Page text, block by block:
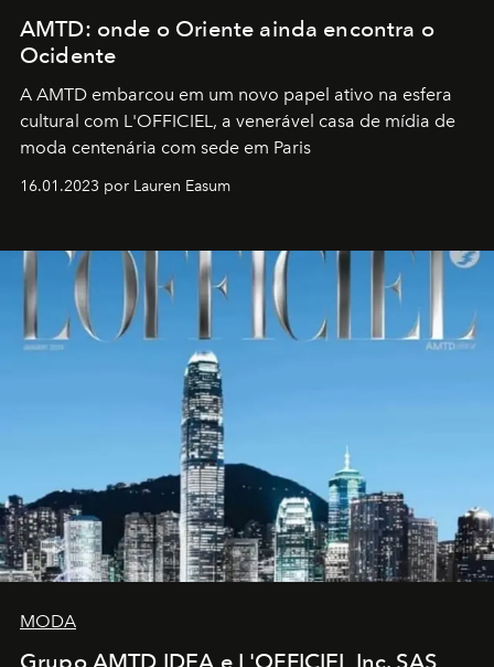
AMTD: onde o Oriente ainda encontra o
Ocidente
A AMTD embarcou em um novo papel ativo na esfera
cultural com L'OFFICIEL, a venerável casa de mídia de
moda centenária com sede em Paris
16.01.2023 por Lauren Easum
MODA
Grupo AMTD IDEA e L'OFFICIEL Inc. SAS